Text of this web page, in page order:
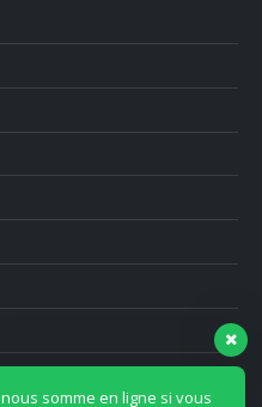
nous somme en ligne si vous